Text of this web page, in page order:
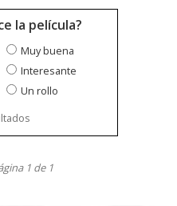
la película?
Muy buena
Interesante
Un rollo
1 de 1